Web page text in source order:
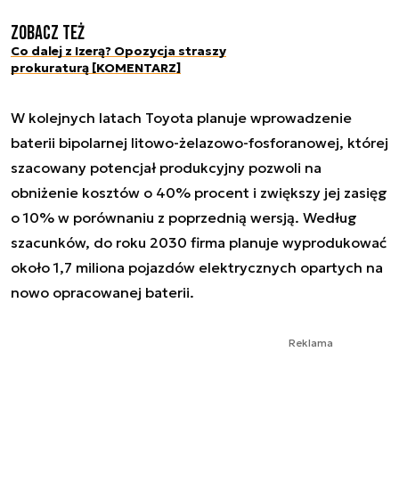
Zobacz też
Co dalej z Izerą? Opozycja straszy
prokuraturą [KOMENTARZ]
W kolejnych latach Toyota planuje wprowadzenie
baterii bipolarnej litowo-żelazowo-fosforanowej, której
szacowany potencjał produkcyjny pozwoli na
obniżenie kosztów o 40% procent i zwiększy jej zasięg
o 10% w porównaniu z poprzednią wersją. Według
szacunków, do roku 2030 firma planuje wyprodukować
około 1,7 miliona pojazdów elektrycznych opartych na
nowo opracowanej baterii.
Reklama